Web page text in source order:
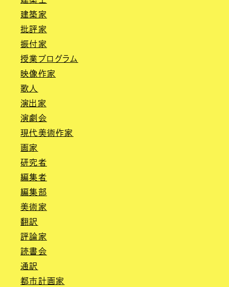
建築家
批評家
振付家
授業プログラム
映像作家
歌人
演出家
演劇会
現代美術作家
画家
研究者
編集者
編集部
美術家
翻訳
評論家
読書会
通訳
都市計画家